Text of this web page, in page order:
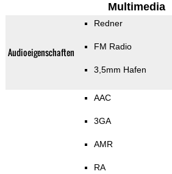
Multimedia
Audioeigenschaften
Redner
FM Radio
3,5mm Hafen
AAC
3GA
AMR
RA